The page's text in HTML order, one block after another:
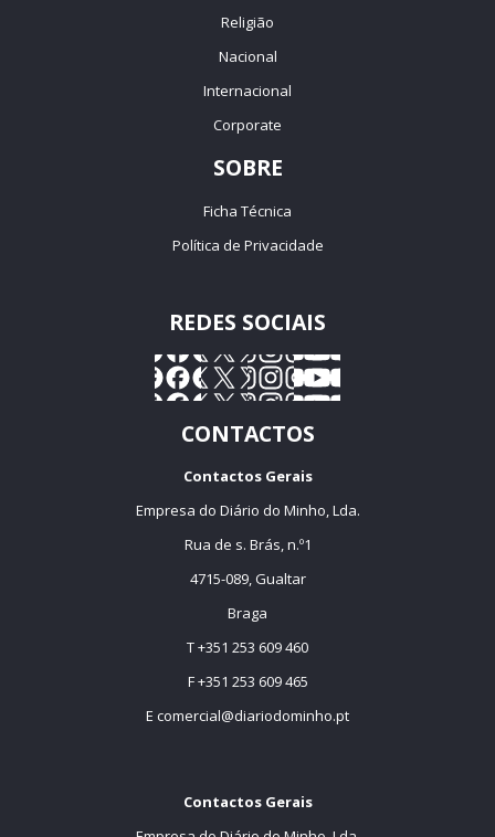
Religião
Nacional
Internacional
Corporate
SOBRE
Ficha Técnica
Política de Privacidade
REDES SOCIAIS
CONTACTOS
Contactos Gerais
Empresa do Diário do Minho, Lda.
Rua de s. Brás, n.º1
4715-089, Gualtar
Braga
T +351 253 609 460
F +351 253 609 465
E comercial@diariodominho.pt
Contactos Gerais